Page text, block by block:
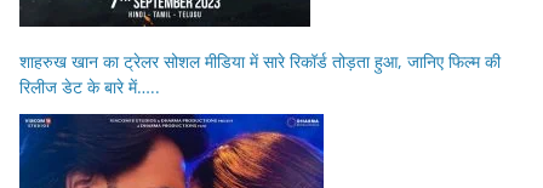
शाहरुख खान का ट्रेलर सोशल मीडिया में सारे रिकॉर्ड तोड़ता हुआ, जानिए फिल्म की
रिलीज डेट के बारे में…..